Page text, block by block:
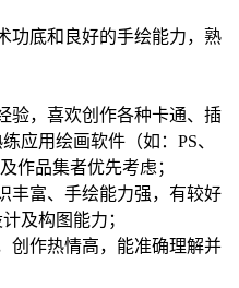
功底和良好的手绘能力，熟
验，喜欢创作各种卡通、插
应用绘画软件（如：PS、
作品集者优先考虑；
丰富、手绘能力强，有较好
及构图能力；
创作热情高，能准确理解并